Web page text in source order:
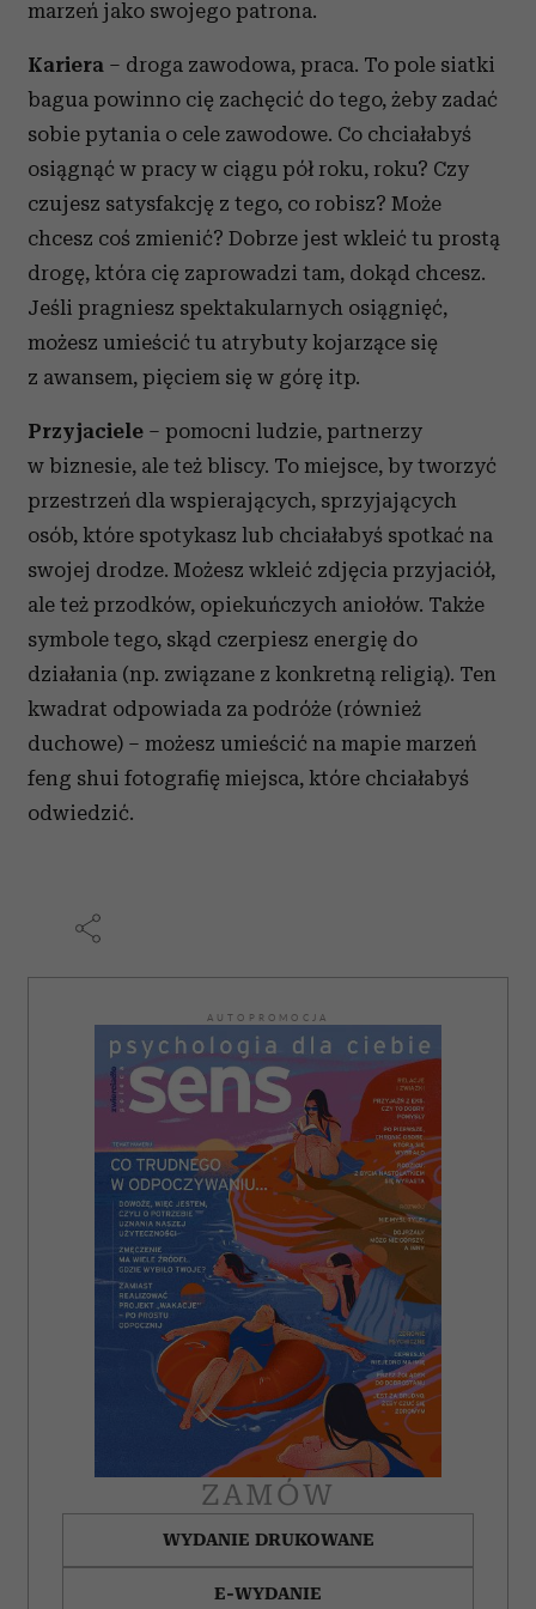
marzeń jako swojego patrona.
Kariera – droga zawodowa, praca. To pole siatki
bagua powinno cię zachęcić do tego, żeby zadać
sobie pytania o cele zawodowe. Co chciałabyś
osiągnąć w pracy w ciągu pół roku, roku? Czy
czujesz satysfakcję z tego, co robisz? Może
chcesz coś zmienić? Dobrze jest wkleić tu prostą
drogę, która cię zaprowadzi tam, dokąd chcesz.
Jeśli pragniesz spektakularnych osiągnięć,
możesz umieścić tu atrybuty kojarzące się
z awansem, pięciem się w górę itp.
Przyjaciele – pomocni ludzie, partnerzy
w biznesie, ale też bliscy. To miejsce, by tworzyć
przestrzeń dla wspierających, sprzyjających
osób, które spotykasz lub chciałabyś spotkać na
swojej drodze. Możesz wkleić zdjęcia przyjaciół,
ale też przodków, opiekuńczych aniołów. Także
symbole tego, skąd czerpiesz energię do
działania (np. związane z konkretną religią). Ten
kwadrat odpowiada za podróże (również
duchowe) – możesz umieścić na mapie marzeń
feng shui fotografię miejsca, które chciałabyś
odwiedzić.
AUTOPROMOCJA
ZAMÓW
WYDANIE DRUKOWANE
E-WYDANIE